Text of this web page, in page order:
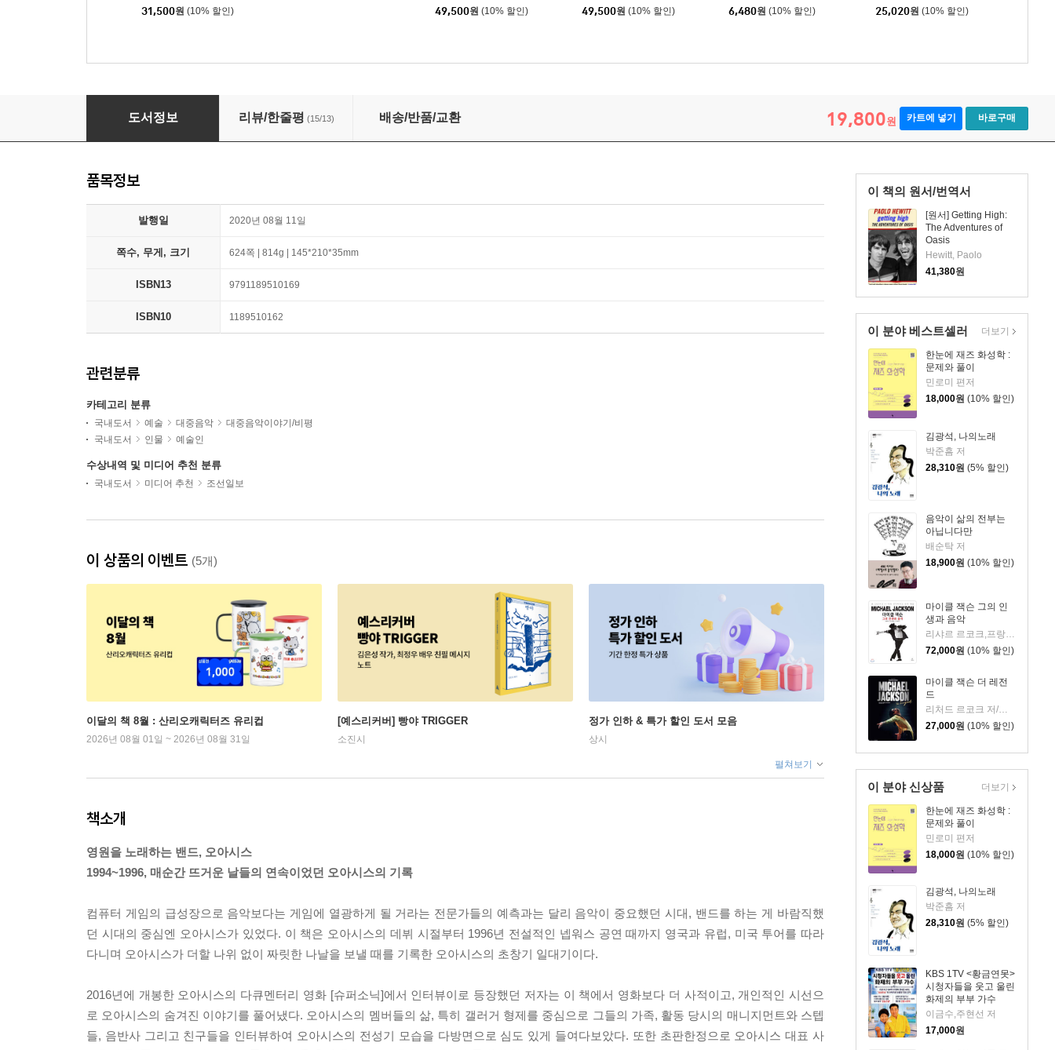
31,500원 (10% 할인)
49,500원 (10% 할인)
49,500원 (10% 할인)
6,480원 (10% 할인)
25,020원 (10% 할인)
getting high 게팅 하이
도서정보 리뷰/한줄평 (15/13) 배송/반품/교환 19,800원 카트에 넣기 바로구매
이 책의 원서/번역서
[원서] Getting High:
The Adventures of
Oasis
Hewitt, Paolo
41,380원
이 분야 베스트셀러
한눈에 재즈 화성학 :
문제와 풀이
민로미 편저
18,000원 (10% 할인)
김광석, 나의노래
박준흠 저
28,310원 (5% 할인)
음악이 삶의 전부는
아닙니다만
배순탁 저
18,900원 (10% 할인)
마이클 잭슨 그의 인
생과 음악
리샤르 르코크,프랑수아 알라르 저/유민정 역
72,000원 (10% 할인)
마이클 잭슨 더 레전
드
27,000원 (10% 할인)
더보기
이 분야 신상품
한눈에 재즈 화성학 :
문제와 풀이
민로미 편저
18,000원 (10% 할인)
김광석, 나의노래
박준흠 저
28,310원 (5% 할인)
KBS 1TV <황금연못>
시청자들을 웃고 울린
화제의 부부 가수
이금수,주현선 저
17,000원
더보기
품목정보
발행일 2020년 08월 11일
쪽수, 무게, 크기 624쪽 | 814g | 145*210*35mm
ISBN13 9791189510169
ISBN10 1189510162
관련분류
카테고리 분류
국내도서 예술 대중음악
대중음악이야기/비평
국내도서
인물 예술인
수상내역 및 미디어 추천 분류
국내도서 미디어 추천 조선일보
이 상품의 이벤트 (5개)
이달의 책 8월 : 산리오캐릭터즈 유리컵
2026년 08월 01일 ~ 2026년 08월 31일
[예스리커버] 빵야 TRIGGER
소진시
정가 인하 & 특가 할인 도서 모음
상시
펼쳐보기
책소개
영원을 노래하는 밴드, 오아시스
1994~1996, 매순간 뜨거운 날들의 연속이었던 오아시스의 기록
컴퓨터 게임의 급성장으로 음악보다는 게임에 열광하게 될 거라는 전문가들의 예측과는 달리 음악이 중요했던 시대, 밴드를 하는 게 바람직했
던 시대의 중심엔 오아시스가 있었다. 이 책은 오아시스의 데뷔 시절부터 1996년 전설적인 넵워스 공연 때까지 영국과 유럽, 미국 투어를 따라
다니며 오아시스가 더할 나위 없이 짜릿한 나날을 보낼 때를 기록한 오아시스의 초창기 일대기이다.
2016년에 개봉한 오아시스의 다큐멘터리 영화 [슈퍼소닉]에서 인터뷰이로 등장했던 저자는 이 책에서 영화보다 더 사적이고, 개인적인 시선으
로 오아시스의 숨겨진 이야기를 풀어냈다. 오아시스의 멤버들의 삶, 특히 갤러거 형제를 중심으로 그들의 가족, 활동 당시의 매니지먼트와 스텝
들, 음반사 그리고 친구들을 인터뷰하여 오아시스의 전성기 모습을 다방면으로 심도 있게 들여다보았다. 또한 초판한정으로 오아시스 대표 사